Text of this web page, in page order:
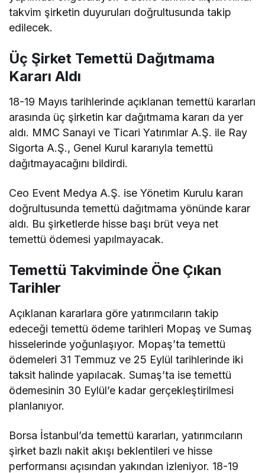
takvim şirketin duyuruları doğrultusunda takip
edilecek.
Üç Şirket Temettü Dağıtmama
Kararı Aldı
18-19 Mayıs tarihlerinde açıklanan temettü kararları
arasında üç şirketin kar dağıtmama kararı da yer
aldı. MMC Sanayi ve Ticari Yatırımlar A.Ş. ile Ray
Sigorta A.Ş., Genel Kurul kararıyla temettü
dağıtmayacağını bildirdi.
Ceo Event Medya A.Ş. ise Yönetim Kurulu kararı
doğrultusunda temettü dağıtmama yönünde karar
aldı. Bu şirketlerde hisse başı brüt veya net
temettü ödemesi yapılmayacak.
Temettü Takviminde Öne Çıkan
Tarihler
Açıklanan kararlara göre yatırımcıların takip
edeceği temettü ödeme tarihleri Mopaş ve Sumaş
hisselerinde yoğunlaşıyor. Mopaş’ta temettü
ödemeleri 31 Temmuz ve 25 Eylül tarihlerinde iki
taksit halinde yapılacak. Sumaş’ta ise temettü
ödemesinin 30 Eylül’e kadar gerçekleştirilmesi
planlanıyor.
Borsa İstanbul’da temettü kararları, yatırımcıların
şirket bazlı nakit akışı beklentileri ve hisse
performansı açısından yakından izleniyor. 18-19